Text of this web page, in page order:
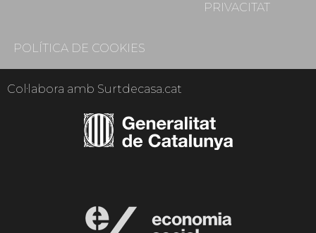
PRIVACITAT
POLÍTICA DE COOKIES
Col·labora amb Surtdecasa.cat